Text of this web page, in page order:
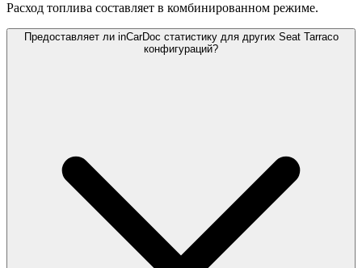
Расход топлива составляет в комбинированном режиме.
Предоставляет ли inCarDoc статистику для других Seat Tarraco
конфигураций?